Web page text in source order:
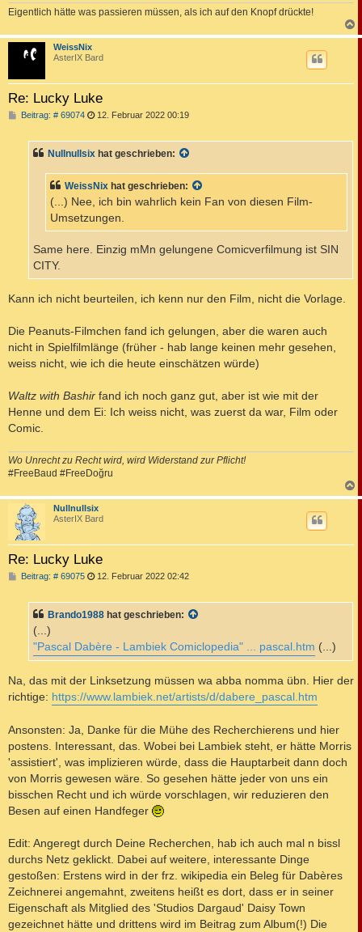
Eigentlich hätte was passieren müssen, als ich auf den Knopf drückte!
a
WeissNix
AsterIX Bard
Re: Lucky Luke
Beitrag: # 69074B
r
g
12. Februar 2022 00:19
Nullnullsix hat geschrieben:
WeissNix hat geschrieben:
(...) Nee, ich bin wahrlich kein Fan von diesen Film-
Umsetzungen.
Same here. Einzig mMn gelungene Comicverfilmung ist SIN
CITY.
Kann ich nicht beurteilen, ich kenn nur den Film, nicht die Vorlage.
Die Peanuts-Filmchen fand ich gelungen, aber die waren auch
nicht in Spielfilmlänge (früher - hab lange keinen mehr gesehen,
weiss nicht, wie ich die heute einschätzen würde)
Waltz with Bashir fand ich noch ganz gut, aber ist wie mit der
Henne und dem Ei: Ich weiss nicht, was zuerst da war, Film oder
Comic.
Wo Unrecht zu Recht wird, wird Widerstand zur Pflicht!
#FreeBaud #FreeDoğru
a
Nullnullsix
AsterIX Bard
Re: Lucky Luke
Beitrag: # 69075B
r
12. Februar 2022 02:42
Brando1988 hat geschrieben:
(...)
"Pascal Dabère - Lambiek Comiclopedia" ... pascal.htm (...)
Na, das mit der Linksetzung müssen wa abba nomma übn. Hier der
richtige: https://www.lambiek.net/artists/d/dabere_pascal.htm
Ansonsten: Ja, Danke für die Mühe des Recherchierens und hier
postens. Interessant, das. Wobei bei Lambiek steht, er hätte Morris
'assistiert', was implizieren würde, dass die Hauptarbeit dann doch
von Morris gewesen wäre. So gesehen hätte jeder von uns ein
bisschen Recht und ich würde vorschlagen, wir reduzieren den
Besen auf einen Handfeger
Edit: Angeregt durch Deine Recherchen, hab ich auch mal n bissl
durchs Netz geklickt. Dabei auf weitere, interessante Dinge
gestoßen: Erstens wird in der frz. wikipedia ein Beleg für Dabères
Zeichnerei angemahnt, zweitens heißt es dort, dass er in seiner
Eigenschaft als Mitglied des 'Studios Dargaud' Daisy Town
gezeichnet hätte und drittens wird im Beitrag zum Album(!) Die